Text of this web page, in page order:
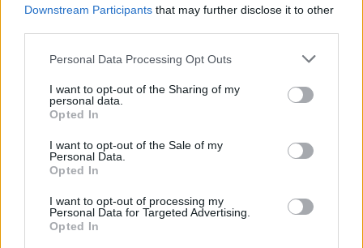
Downstream Participants that may further disclose it to other
Please note that this website/app uses one or more Google
not limited to your visit or usage behaviour. You may click to
grant or deny consent to Google and its third-party tags to
use your data for below specified purposes in below Google
consent section.
Personal Data Processing Opt Outs
I want to opt-out of the Sharing of my
personal data.
Opted In
I want to opt-out of the Sale of my
Personal Data.
Opted In
I want to opt-out of processing my
Personal Data for Targeted Advertising.
Opted In